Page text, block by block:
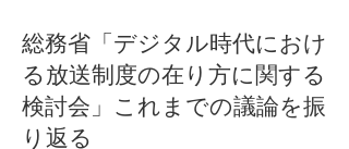
総務省「デジタル時代におけ
る放送制度の在り方に関する
検討会」これまでの議論を振
り返る